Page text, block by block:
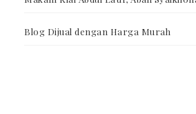
Blog Dijual dengan Harga Murah